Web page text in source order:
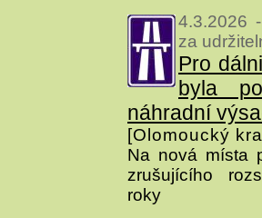
4.3.2026
za
Pro
byla
náhradní
[Olomoucký
Na nová místa
zrušujícího
roky